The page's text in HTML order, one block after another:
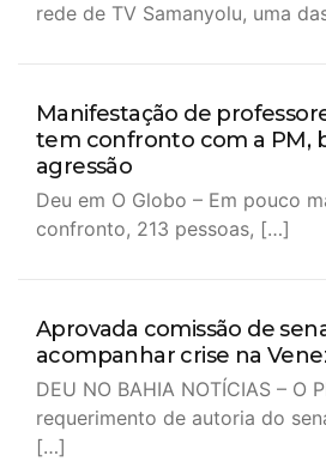
rede de TV Samanyolu, uma
Manifestação de
tem confronto com a PM,
agressão
Deu em O Globo – Em pouco
confronto, 213 pessoas, […]
Aprovada comissão de
acompanhar crise na
DEU NO BAHIA NOTÍCIAS – O
requerimento de autoria do
[…]